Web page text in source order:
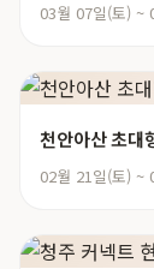
03월 07일(토) ~
천안아산 초대
02월 21일(토) ~